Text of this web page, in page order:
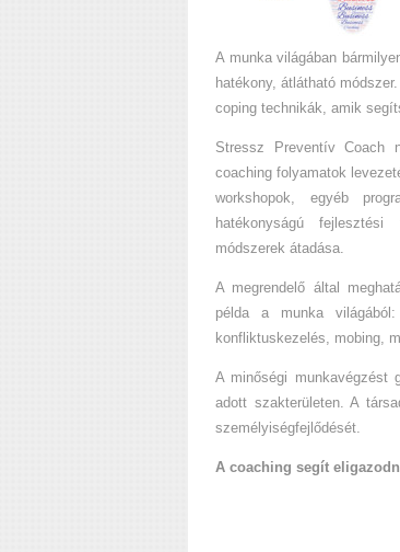
A munka világában
hatékony, átlátható
coping technikák, amik
Stressz Preventív Coach
coaching folyamatok
workshopok, egyéb
hatékonyságú fejlesztési
módszerek átadása.
A megrendelő által
példa a munka világából:
konfliktuskezelés, mobing,
A minőségi munkavégzést
adott szakterületen. A
személyiségfejlődését.
A coaching segít